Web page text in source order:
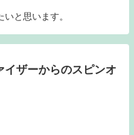
と思います。
イザーからのスピンオ